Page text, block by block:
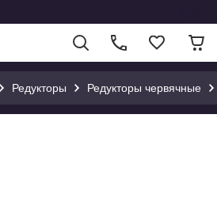
Редукторы Редукторы червячные